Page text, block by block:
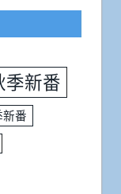
季新番
新番